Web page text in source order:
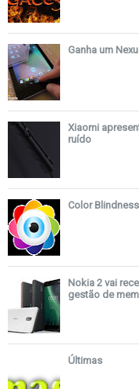
Ganha um
Xiaomi
ruído
Color
Nokia 2 vai
gestão de
Últimas